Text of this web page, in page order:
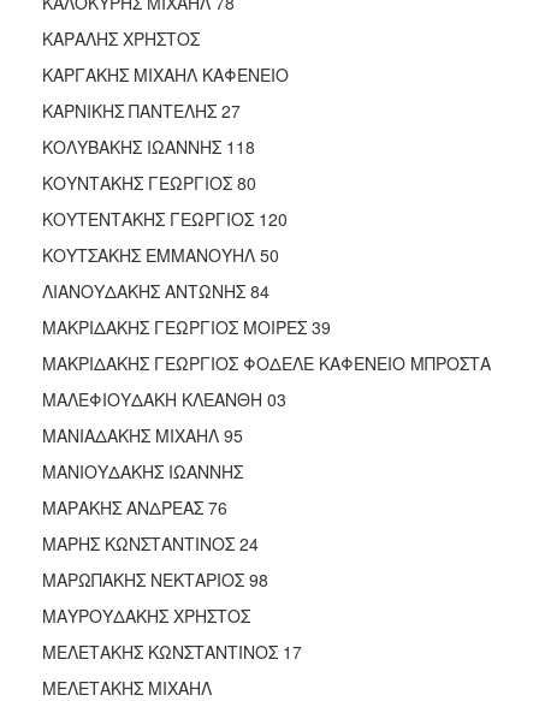
ΚΑΡΑΛΗΣ ΧΡΗΣΤΟΣ
ΚΑΡΓΑΚΗΣ ΜΙΧΑΗΛ ΚΑΦΕΝΕΙΟ
ΚΑΡΝΙΚΗΣ ΠΑΝΤΕΛΗΣ 27
ΚΟΛΥΒΑΚΗΣ ΙΩΑΝΝΗΣ 118
ΚΟΥΝΤΑΚΗΣ ΓΕΩΡΓΙΟΣ 80
ΚΟΥΤΕΝΤΑΚΗΣ ΓΕΩΡΓΙΟΣ 120
ΚΟΥΤΣΑΚΗΣ ΕΜΜΑΝΟΥΗΛ 50
ΛΙΑΝΟΥΔΑΚΗΣ ΑΝΤΩΝΗΣ 84
ΜΑΚΡΙΔΑΚΗΣ ΓΕΩΡΓΙΟΣ ΜΟΙΡΕΣ 39
ΜΑΚΡΙΔΑΚΗΣ ΓΕΩΡΓΙΟΣ ΦΟΔΕΛΕ ΚΑΦΕΝΕΙΟ ΜΠΡΟΣΤΑ
ΜΑΛΕΦΙΟΥΔΑΚΗ ΚΛΕΑΝΘΗ 03
ΜΑΝΙΑΔΑΚΗΣ ΜΙΧΑΗΛ 95
ΜΑΝΙΟΥΔΑΚΗΣ ΙΩΑΝΝΗΣ
ΜΑΡΑΚΗΣ ΑΝΔΡΕΑΣ 76
ΜΑΡΗΣ ΚΩΝΣΤΑΝΤΙΝΟΣ 24
ΜΑΡΩΠΑΚΗΣ ΝΕΚΤΑΡΙΟΣ 98
ΜΑΥΡΟΥΔΑΚΗΣ ΧΡΗΣΤΟΣ
ΜΕΛΕΤΑΚΗΣ ΚΩΝΣΤΑΝΤΙΝΟΣ 17
ΜΕΛΕΤΑΚΗΣ ΜΙΧΑΗΛ